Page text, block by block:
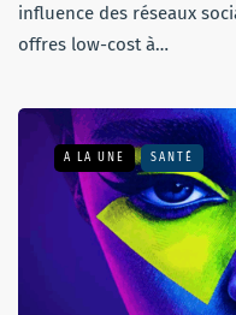
influence des réseaux
offres low-cost à…
A LA UNE SANTÉ